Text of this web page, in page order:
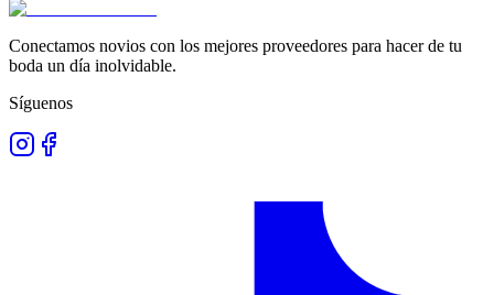
Conectamos novios con los mejores proveedores para hacer de tu
boda un día inolvidable.
Síguenos